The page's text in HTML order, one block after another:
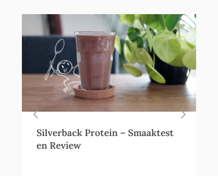
Silverback Protein – Smaaktest
en Review